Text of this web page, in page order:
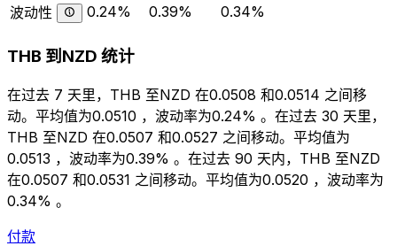
波动性
0.24% 0.39% 0.34%
THB 到NZD 统计
在过去 7 天里，THB 至NZD 在0.0508 和0.0514 之间移
动。平均值为0.0510 ，波动率为0.24% 。在过去 30 天里，
THB 至NZD 在0.0507 和0.0527 之间移动。平均值为
0.0513 ，波动率为0.39% 。在过去 90 天内，THB 至NZD
在0.0507 和0.0531 之间移动。平均值为0.0520 ，波动率为
0.34% 。
付款